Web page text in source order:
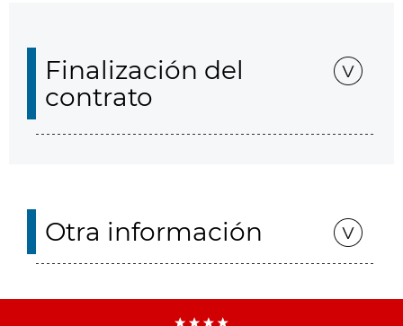
Finalización del
contrato
Otra información